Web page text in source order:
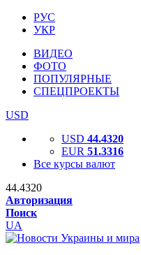
РУС
УКР
ВИДЕО
ФОТО
ПОПУЛЯРНЫЕ
СПЕЦПРОЕКТЫ
USD
USD 44.4320
EUR 51.3316
Все курсы валют
44.4320
Авторизация
Поиск
UA